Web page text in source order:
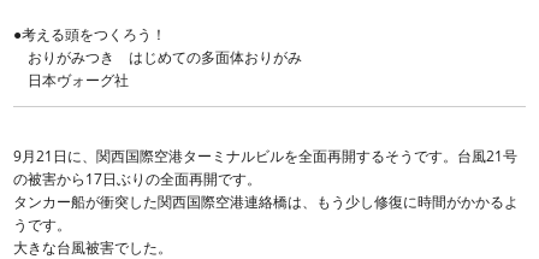
●考える頭をつくろう！
おりがみつき はじめての多面体おりがみ
日本ヴォーグ社
9月21日に、関西国際空港ターミナルビルを全面再開するそうです。台風21号
の被害から17日ぶりの全面再開です。
タンカー船が衝突した関西国際空港連絡橋は、もう少し修復に時間がかかるよ
うです。
大きな台風被害でした。